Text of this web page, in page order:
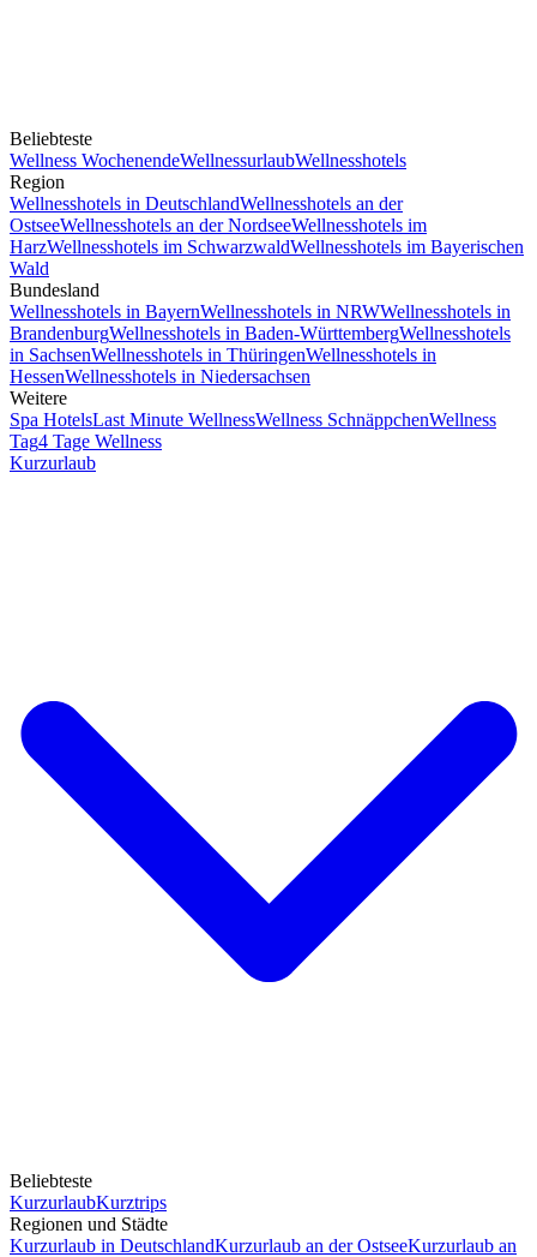
Beliebteste
Wellness WochenendeWellnessurlaubWellnesshotels
Region
Wellnesshotels in DeutschlandWellnesshotels an der
OstseeWellnesshotels an der NordseeWellnesshotels im
HarzWellnesshotels im SchwarzwaldWellnesshotels im Bayerischen
Wald
Bundesland
Wellnesshotels in BayernWellnesshotels in NRWWellnesshotels in
BrandenburgWellnesshotels in Baden-WürttembergWellnesshotels
in SachsenWellnesshotels in ThüringenWellnesshotels in
HessenWellnesshotels in Niedersachsen
Weitere
Spa HotelsLast Minute WellnessWellness SchnäppchenWellness
Tag4 Tage Wellness
Kurzurlaub
Beliebteste
KurzurlaubKurztrips
Regionen und Städte
Kurzurlaub in DeutschlandKurzurlaub an der OstseeKurzurlaub an